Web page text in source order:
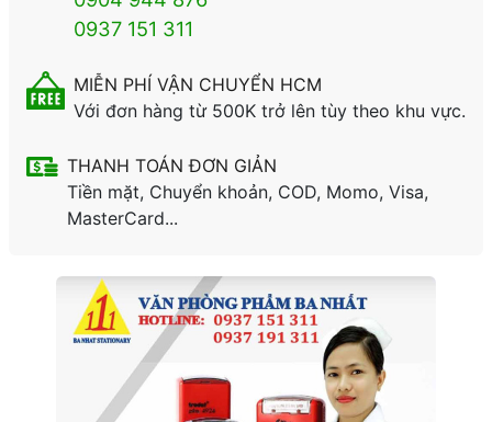
0937 151 311
MIỄN PHÍ VẬN CHUYỂN HCM
Với đơn hàng từ 500K trở lên tùy theo khu vực.
THANH TOÁN ĐƠN GIẢN
Tiền mặt, Chuyển khoản, COD, Momo, Visa,
MasterCard...